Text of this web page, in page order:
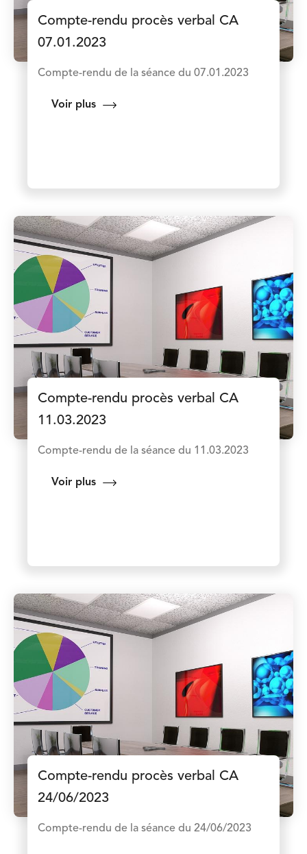
Compte-rendu procès verbal CA
07.01.2023
Compte-rendu de la séance du 07.01.2023
Voir plus
Compte-rendu procès verbal CA
11.03.2023
Compte-rendu de la séance du 11.03.2023
Voir plus
Compte-rendu procès verbal CA
24/06/2023
Compte-rendu de la séance du 24/06/2023